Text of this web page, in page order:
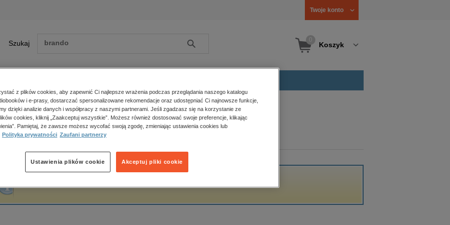
Twoje konto
Szukaj Szukaj Koszyk
Zobacz wszystkie E-prasa
polityka, społeczno-informacyjne
psychologiczne
popularno-naukowe
historia
główna Marcin Żukowski
Żukowski
z plików cookies, aby zapewnić Ci najlepsze wrażenia podczas przeglądania naszego katalogu
i e-prasy, dostarczać spersonalizowane rekomendacje oraz udostępniać Ci najnowsze funkcje,
dzięki analizie danych i współpracy z naszymi partnerami. Jeśli zgadzasz się na korzystanie ze
cookies, kliknij „Zaakceptuj wszystkie”. Możesz również dostosować swoje preferencje, klikając
Pamiętaj, że zawsze możesz wycofać swoją zgodę, zmieniając ustawienia cookies lub
Polityka prywatności Zaufani partnerzy
Akceptuj pliki cookie
Ustawienia plików cookie